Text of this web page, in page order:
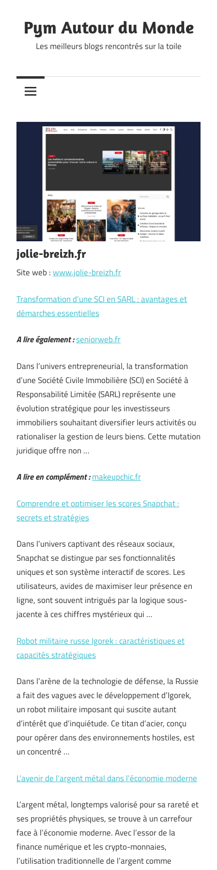
content
Pym Autour du Monde
Les meilleurs blogs rencontrés sur la toile
jolie-breizh.fr
Site web :www.jolie-breizh.fr
Transformation d’une SCI en SARL : avantages et
démarches essentielles
A lire également :seniorweb.fr
Dans l’univers entrepreneurial, la transformation
d’une Société Civile Immobilière (SCI) en Société à
Responsabilité Limitée (SARL) représente une
évolution stratégique pour les investisseurs
immobiliers souhaitant diversifier leurs activités ou
rationaliser la gestion de leurs biens. Cette mutation
juridique offre non …
A lire en complément :makeupchic.fr
Comprendre et optimiser les scores Snapchat :
secrets et stratégies
Dans l’univers captivant des réseaux sociaux,
Snapchat se distingue par ses fonctionnalités
uniques et son système interactif de scores. Les
utilisateurs, avides de maximiser leur présence en
ligne, sont souvent intrigués par la logique sous-
jacente à ces chiffres mystérieux qui …
Robot militaire russe Igorek : caractéristiques et
capacités stratégiques
Dans l’arène de la technologie de défense, la Russie
a fait des vagues avec le développement d’Igorek,
un robot militaire imposant qui suscite autant
d’intérêt que d’inquiétude. Ce titan d’acier, conçu
pour opérer dans des environnements hostiles, est
un concentré …
L’avenir de l’argent métal dans l’économie moderne
L’argent métal, longtemps valorisé pour sa rareté et
ses propriétés physiques, se trouve à un carrefour
face à l’économie moderne. Avec l’essor de la
finance numérique et les crypto-monnaies,
l’utilisation traditionnelle de l’argent comme